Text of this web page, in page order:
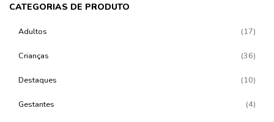
CATEGORIAS DE PRODUTO
Adultos (17)
Crianças (36)
Destaques (10)
Gestantes (4)